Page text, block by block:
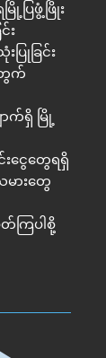
ပြဖွံ့ဖြိုး
း
ြုခြင်း
တွက်
က်ရှိ မြို့
းငွေတွေရရှိ
ားတွေ
ကြပါစို့